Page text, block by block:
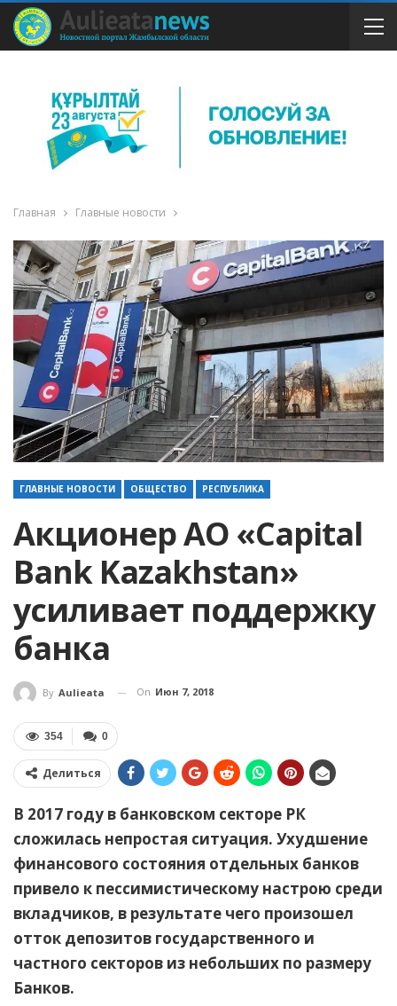
Главная Главные новости
ГЛАВНЫЕ НОВОСТИ ОБЩЕСТВО РЕСПУБЛИКА
Акционер АО «Capital
Bank Kazakhstan»
усиливает поддержку
банка
By Aulieata On Июн 7, 2018
0
354
Делиться
В 2017 году в банковском секторе РК
сложилась непростая ситуация. Ухудшение
финансового состояния отдельных банков
привело к пессимистическому настрою среди
вкладчиков, в результате чего произошел
отток депозитов государственного и
частного секторов из небольших по размеру
Банков.